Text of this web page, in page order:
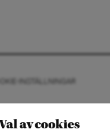
INSTÄLLNINGAR
Val av cookies